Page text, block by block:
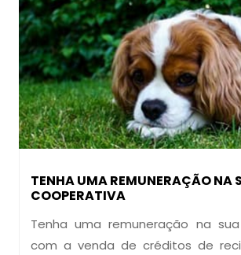
TENHA UMA REMUNERAÇÃO NA
COOPERATIVA
Tenha uma remuneração na
com a venda de créditos de